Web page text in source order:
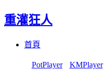
重灌狂人
首頁
PotPlayer KMPlayer